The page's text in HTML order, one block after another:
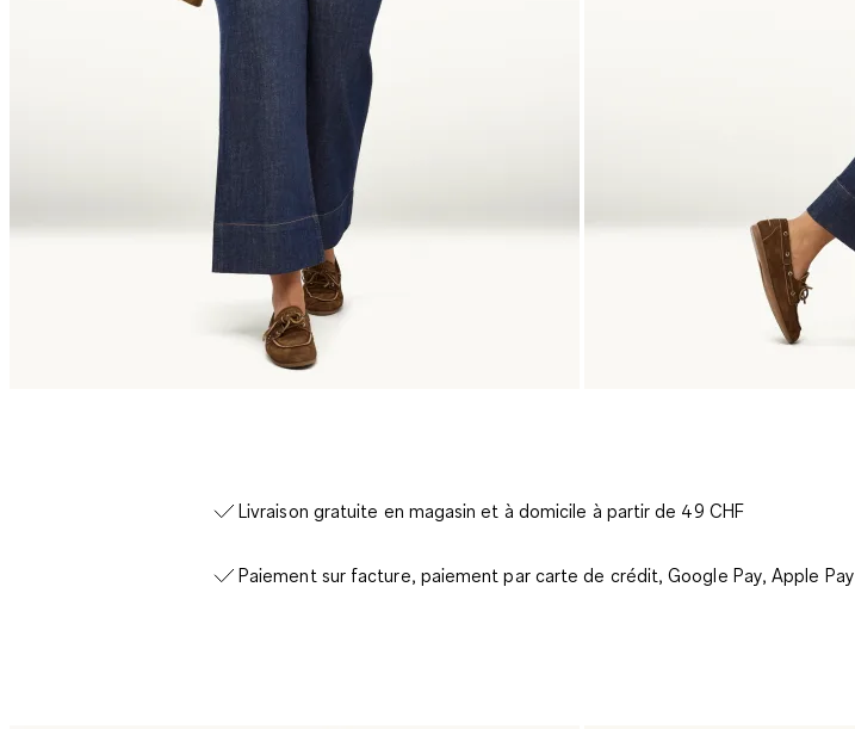
Livraison gratuite en magasin et à domicile à partir de 49 CHF
Paiement sur facture, paiement par carte de crédit, Google Pay, Apple Pay